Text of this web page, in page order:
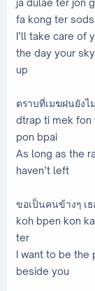
ja dulae ter jon
fa kong ter
I’ll take care of
the day your
up
ตราบที่เมฆฝนยังไ
dtrap ti mek fon
pon bpai
As long as the
haven’t left
ขอเป็นคนข้างๆ เธ
koh bpen kon
ter
I want to be the
beside you